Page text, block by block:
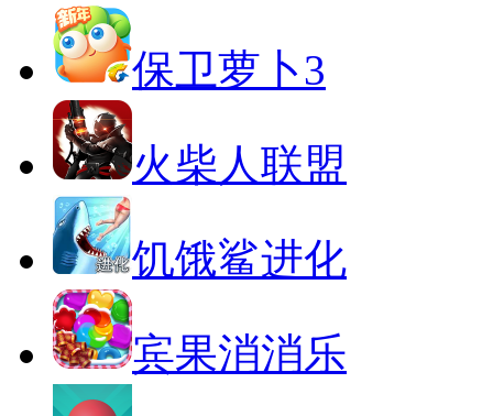
保卫萝卜3
火柴人联盟
饥饿鲨进化
宾果消消乐